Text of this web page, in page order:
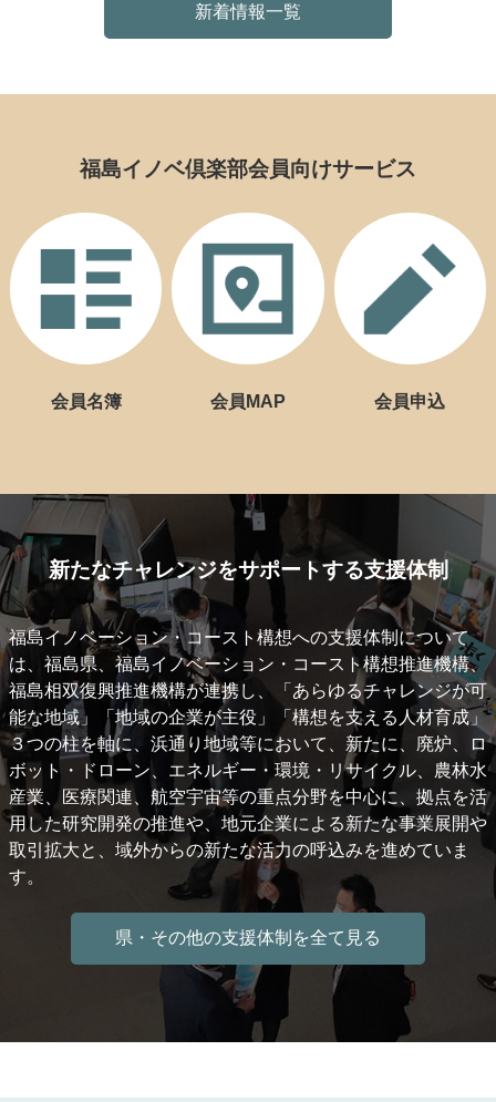
新着情報一覧
福島イノベ倶楽部会員向けサービス
会員名簿 会員MAP 会員申込
新たなチャレンジをサポートする支援体制
福島イノベーション・コースト構想への支援体制について
は、福島県、福島イノベーション・コースト構想推進機構、
福島相双復興推進機構が連携し、「あらゆるチャレンジが可
能な地域」「地域の企業が主役」「構想を支える人材育成」
３つの柱を軸に、浜通り地域等において、新たに、廃炉、ロ
ボット・ドローン、エネルギー・環境・リサイクル、農林水
産業、医療関連、航空宇宙等の重点分野を中心に、拠点を活
用した研究開発の推進や、地元企業による新たな事業展開や
取引拡大と、域外からの新たな活力の呼込みを進めていま
す。
県・その他の支援体制を全て見る